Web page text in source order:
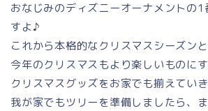
おなじみのディズニーオーナメントの1
すよ♪
これから本格的なクリスマスシーズン
今年のクリスマスもより楽しいものに
クリスマスグッズをお家でも揃えてい
我が家でもツリーを準備しましたら、